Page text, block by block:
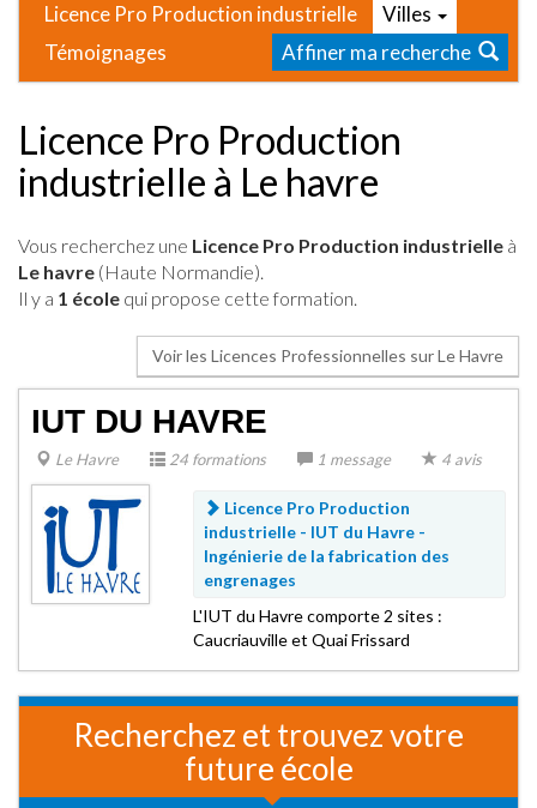
Licence Pro Production industrielle
Villes
Témoignages
Affiner ma recherche
Licence Pro Production
industrielle à Le havre
Vous recherchez une Licence Pro Production industrielle à
Le havre (Haute Normandie).
Il y a 1 école qui propose cette formation.
Voir les Licences Professionnelles sur Le Havre
IUT DU HAVRE
Le Havre 24 formations 1 message 4 avis
Licence Pro Production
industrielle - IUT du Havre -
Ingénierie de la fabrication des
engrenages
L'IUT du Havre comporte 2 sites :
Caucriauville et Quai Frissard
Recherchez et trouvez votre
future école